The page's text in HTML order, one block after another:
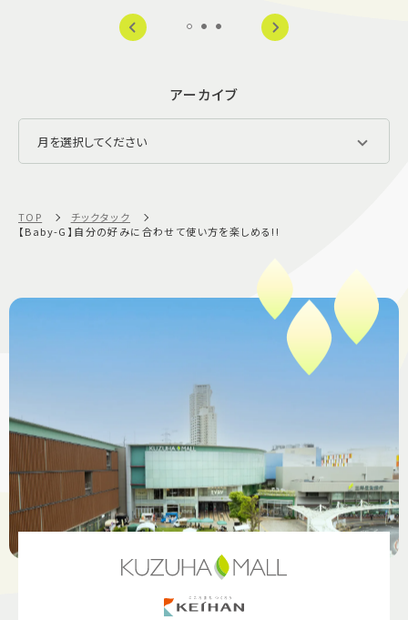
アーカイブ
TOP
チックタック
【Baby-G】自分の好みに合わせて使い方を楽しめる!!